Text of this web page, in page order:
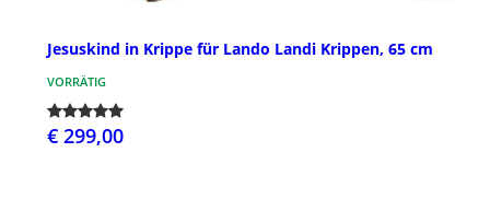
Jesuskind in Krippe für Lando Landi Krippen, 65 cm
VORRÄTIG
€ 299,00